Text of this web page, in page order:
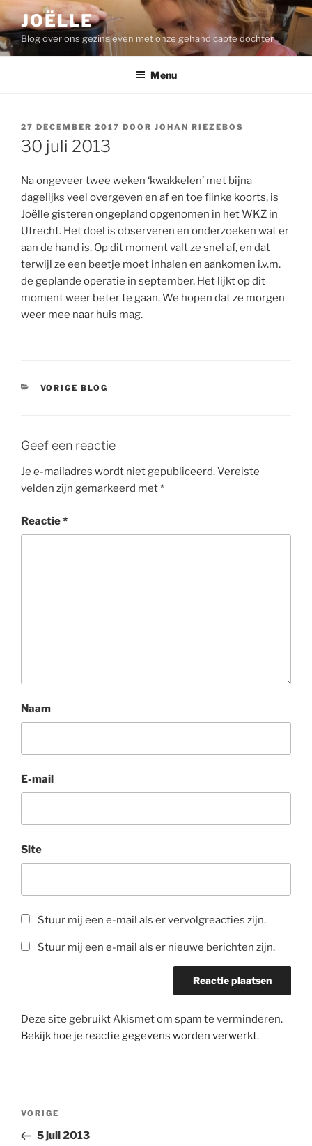
naar
de
inhoud
JOËLLE
Blog over ons gezinsleven met onze gehandicapte dochter
Menu
GEPLAATST
OP
27 DECEMBER 2017 DOOR JOHAN RIEZEBOS
30 juli 2013
Na ongeveer twee weken ‘kwakkelen’ met bijna
dagelijks veel overgeven en af en toe flinke koorts, is
Joëlle gisteren ongepland opgenomen in het WKZ in
Utrecht. Het doel is observeren en onderzoeken wat er
aan de hand is. Op dit moment valt ze snel af, en dat
terwijl ze een beetje moet inhalen en aankomen i.v.m.
de geplande operatie in september. Het lijkt op dit
moment weer beter te gaan. We hopen dat ze morgen
weer mee naar huis mag.
CATEGORIEËN
VORIGE BLOG
Geef een reactie
Je e-mailadres wordt niet gepubliceerd.Vereiste
velden zijn gemarkeerd met*
Reactie*
Naam
E-mail
Site
Stuur mij een e-mail als er vervolgreacties zijn.
Stuur mij een e-mail als er nieuwe berichten zijn.
Deze site gebruikt Akismet om spam te verminderen.
Bekijk hoe je reactie gegevens worden verwerkt.
Bericht
Vorig
bericht
VORIGE
5 juli 2013